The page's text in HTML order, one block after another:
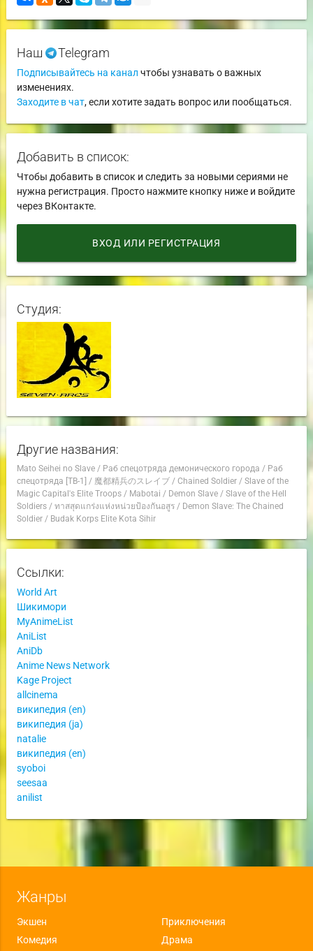
Наш Telegram
Подписывайтесь на канал чтобы узнавать о важных
изменениях.
Заходите в чат, если хотите задать вопрос или пообщаться.
Добавить в список:
Чтобы добавить в список и следить за новыми сериями не
нужна регистрация. Просто нажмите кнопку ниже и войдите
через ВКонтакте.
ВХОД ИЛИ РЕГИСТРАЦИЯ
Студия:
Другие названия:
Mato Seihei no Slave/ Раб спецотряда демонического города / Раб
спецотряда [ТВ-1] / 魔都精兵のスレイブ/ Chained Soldier/ Slave of the
Magic Capital's Elite Troops/ Mabotai / Demon Slave/ Slave of the Hell
Soldiers/ ทาสสุดแกร่งแห่งหน่วยป้องกันอสูร/ Demon Slave: The Chained
Soldier/ Budak Korps Elite Kota Sihir
Ссылки:
World Art
Шикимори
MyAnimeList
AniList
AniDb
Anime News Network
Kage Project
allcinema
википедия (en)
википедия (ja)
natalie
википедия (en)
syoboi
seesaa
anilist
Жанры
Экшен
Приключения
Комедия
Драма